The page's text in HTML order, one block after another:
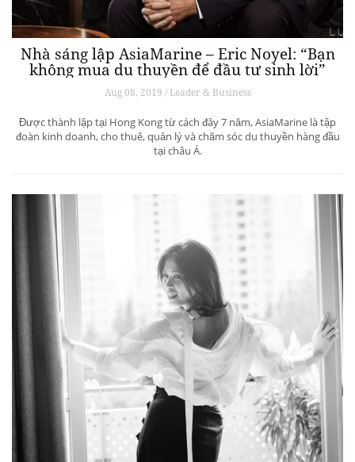
Nhà sáng lập AsiaMarine – Eric Noyel: “Bạn
không mua du thuyền để đầu tư sinh lời”
Aug 08, 2019 / Leader & Business
Được thành lập tại Hong Kong từ cách đây 7 năm, AsiaMarine là tập
đoàn kinh doanh, cho thuê, quản lý và chăm sóc du thuyền hàng đầu
tại châu Á.